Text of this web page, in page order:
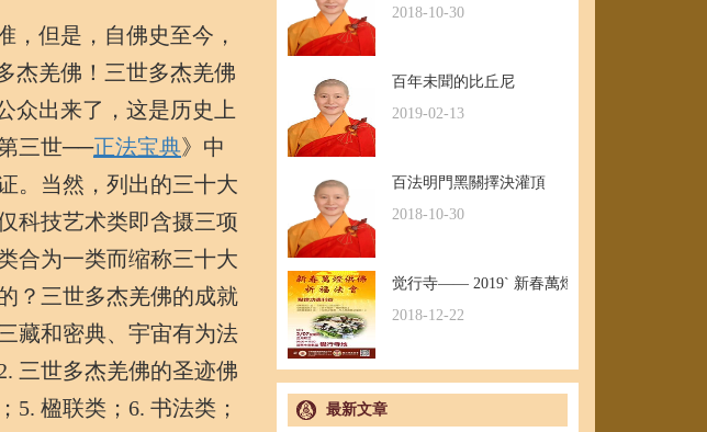
但是，自佛史至今，
杰羌佛！三世多杰羌佛
众出来了，这是历史上
三世──正法宝典》中
。当然，列出的三十大
科技艺术类即含摄三项
合为一类而缩称三十大
？三世多杰羌佛的成就
藏和密典、宇宙有为法
三世多杰羌佛的圣迹佛
5. 楹联类；6. 书法类；
2018-10-30
百年未聞的比丘尼
2019-02-13
百法明門黑關擇決灌頂
2018-10-30
觉行寺—— 2019` 新春萬燈供佛祈福法會
2018-12-22
最新文章